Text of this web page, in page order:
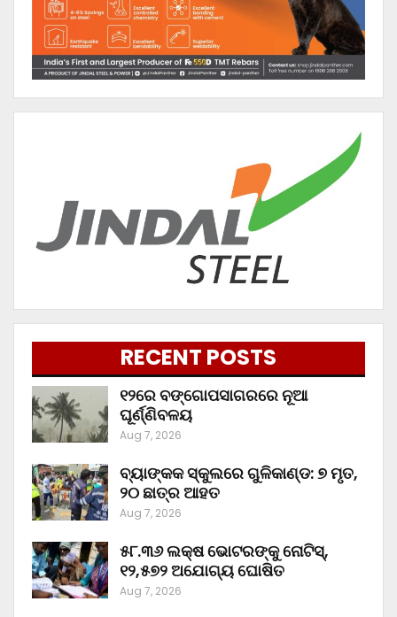
RECENT POSTS
୧୨ରେ ବଙ୍ଗୋପସାଗରରେ ନୂଆ
ଘୂର୍ଣ୍ଣିବଳୟ
Aug 7, 2026
ବ୍ୟାଙ୍କକ ସ୍କୁଲରେ ଗୁଳିକାଣ୍ଡ: ୭ ମୃତ,
୨୦ ଛାତ୍ର ଆହତ
Aug 7, 2026
୫୮.୩୬ ଲକ୍ଷ ଭୋଟରଙ୍କୁ ନୋଟିସ୍‌,
୧୨,୫୭୨ ଅଯୋଗ୍ୟ ଘୋଷିତ
Aug 7, 2026